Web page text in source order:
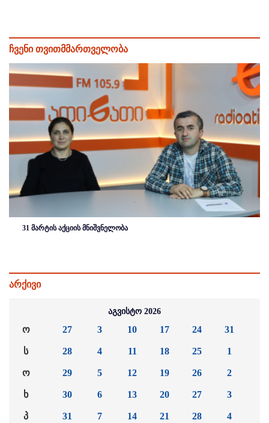
ჩვენი თვითმმართველობა
31 მარტის აქციის მნიშვნელობა
არქივი
აგვისტო 2026
ო
ს
ო
ხ
პ
27
28
29
30
31
3
4
5
6
7
10
11
12
13
14
17
18
19
20
21
24
25
26
27
28
31
1
2
3
4